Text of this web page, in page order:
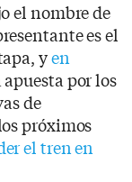
el nombre de
es el
yen
apuesta por los
de
próximos
el tren en